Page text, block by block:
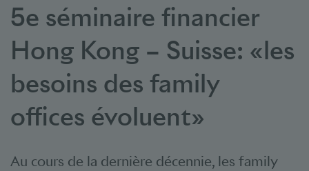
5e séminaire financier
Hong Kong – Suisse: «les
besoins des family
offices évoluent»
Au cours de la dernière décennie, les family